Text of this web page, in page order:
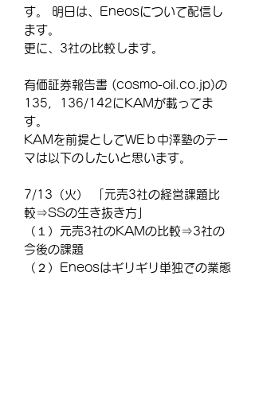
す。 明日は、Eneosについて配信し
ます。
更に、3社の比較します。
有価証券報告書 (cosmo-oil.co.jp)の
135，136/142にKAMが載ってま
す。
KAMを前提としてWEｂ中澤塾のテー
マは以下のしたいと思います。
7/13（火） 「元売3社の経営課題比
較⇒SSの生き抜き方」
（１）元売3社のKAMの比較⇒3社の
今後の課題
（２）Eneosはギリギリ単独での業態